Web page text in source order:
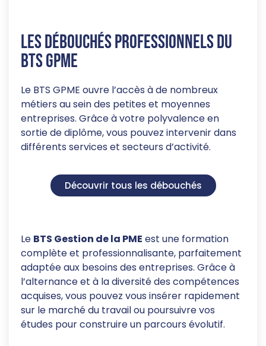
Les débouchés professionnels du
BTS GPME
Le BTS GPME ouvre l’accès à de nombreux
métiers au sein des petites et moyennes
entreprises. Grâce à votre polyvalence en
sortie de diplôme, vous pouvez intervenir dans
différents services et secteurs d’activité.
Découvrir tous les débouchés
Le BTS Gestion de la PME est une formation
complète et professionnalisante, parfaitement
adaptée aux besoins des entreprises. Grâce à
l’alternance et à la diversité des compétences
acquises, vous pouvez vous insérer rapidement
sur le marché du travail ou poursuivre vos
études pour construire un parcours évolutif.